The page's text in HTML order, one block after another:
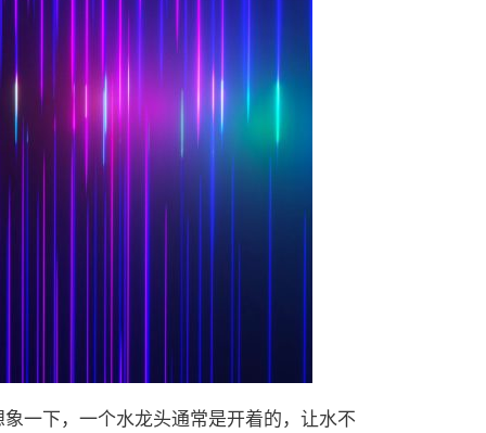
一下，一个水龙头通常是开着的，让水不